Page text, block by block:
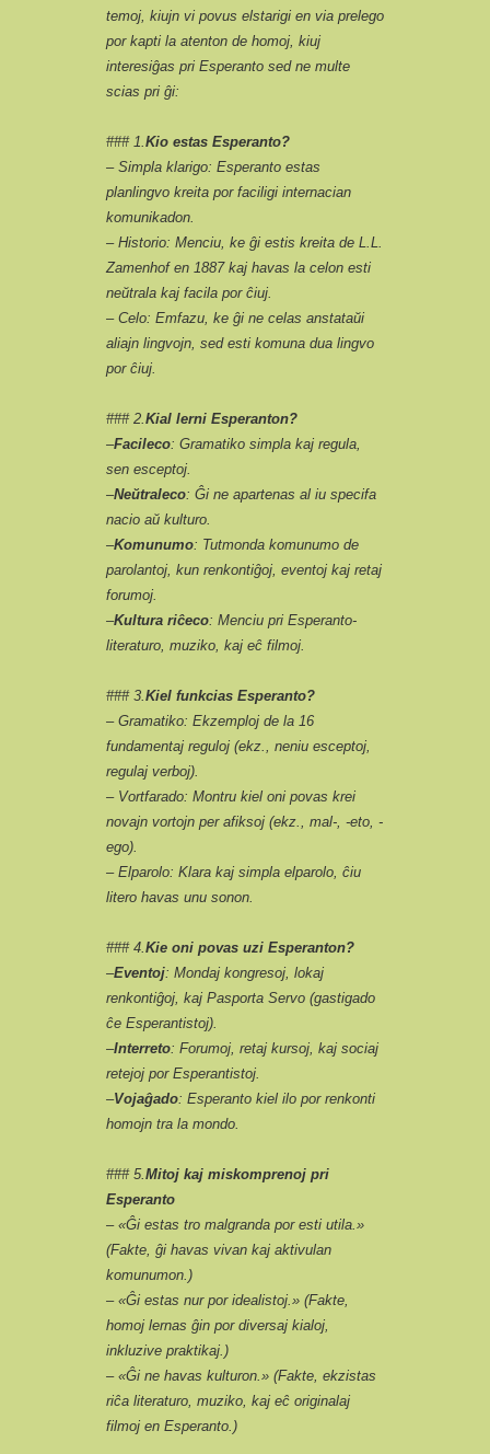
temoj, kiujn vi povus elstarigi en via prelego
por kapti la atenton de homoj, kiuj
interesiĝas pri Esperanto sed ne multe
scias pri ĝi:
### 1.Kio estas Esperanto?
– Simpla klarigo: Esperanto estas
planlingvo kreita por faciligi internacian
komunikadon.
– Historio: Menciu, ke ĝi estis kreita de L.L.
Zamenhof en 1887 kaj havas la celon esti
neŭtrala kaj facila por ĉiuj.
– Celo: Emfazu, ke ĝi ne celas anstataŭi
aliajn lingvojn, sed esti komuna dua lingvo
por ĉiuj.
### 2.Kial lerni Esperanton?
–Facileco: Gramatiko simpla kaj regula,
sen esceptoj.
–Neŭtraleco: Ĝi ne apartenas al iu specifa
nacio aŭ kulturo.
–Komunumo: Tutmonda komunumo de
parolantoj, kun renkontiĝoj, eventoj kaj retaj
forumoj.
–Kultura riĉeco: Menciu pri Esperanto-
literaturo, muziko, kaj eĉ filmoj.
### 3.Kiel funkcias Esperanto?
– Gramatiko: Ekzemploj de la 16
fundamentaj reguloj (ekz., neniu esceptoj,
regulaj verboj).
– Vortfarado: Montru kiel oni povas krei
novajn vortojn per afiksoj (ekz., mal-, -eto, -
ego).
– Elparolo: Klara kaj simpla elparolo, ĉiu
litero havas unu sonon.
### 4.Kie oni povas uzi Esperanton?
–Eventoj: Mondaj kongresoj, lokaj
renkontiĝoj, kaj Pasporta Servo (gastigado
ĉe Esperantistoj).
–Interreto: Forumoj, retaj kursoj, kaj sociaj
retejoj por Esperantistoj.
–Vojaĝado: Esperanto kiel ilo por renkonti
homojn tra la mondo.
### 5.Mitoj kaj miskomprenoj pri
Esperanto
– «Ĝi estas tro malgranda por esti utila.»
(Fakte, ĝi havas vivan kaj aktivulan
komunumon.)
– «Ĝi estas nur por idealistoj.» (Fakte,
homoj lernas ĝin por diversaj kialoj,
inkluzive praktikaj.)
– «Ĝi ne havas kulturon.» (Fakte, ekzistas
riĉa literaturo, muziko, kaj eĉ originalaj
filmoj en Esperanto.)